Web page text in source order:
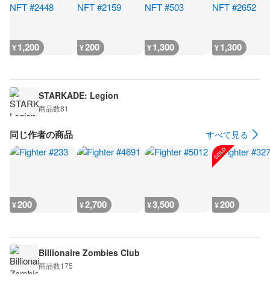
¥1,200 ¥200 ¥1,300 ¥1,300
STARKADE: Legion
商品数81
同じ作者の商品 すべて見る
¥200 ¥2,700 ¥3,500 ¥200
Billionaire Zombies Club
商品数175